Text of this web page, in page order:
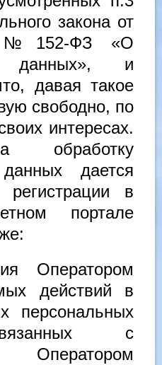
закона от
№152-ФЗ «О
данных», и
давая такое
свободно, по
интересах.
обработку
дается
в
портале
Оператором
действий в
персональных
с
Оператором